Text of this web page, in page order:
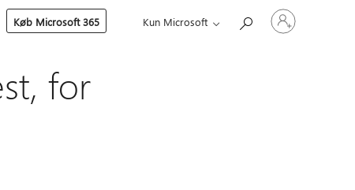
Køb Microsoft 365 Kun Microsoft
Log
på
din
for